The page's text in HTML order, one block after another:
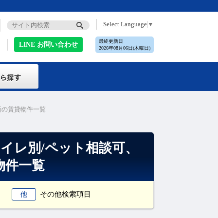
Select Language ▼
LINE お問い合わせ
最終更新日
2026年08月06日(木曜日)
賃貸物件一覧
レ別/ペット相談可、
件一覧
他 その他検索項目